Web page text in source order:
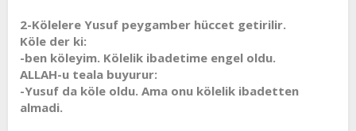
2-Kölelere Yusuf peygamber hüccet getirilir.
Köle der ki:
-ben köleyim. Kölelik ibadetime engel oldu.
ALLAH-u teala buyurur:
-Yusuf da köle oldu. Ama onu kölelik ibadetten
almadi.